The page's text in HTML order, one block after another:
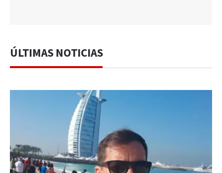
ÚLTIMAS NOTICIAS